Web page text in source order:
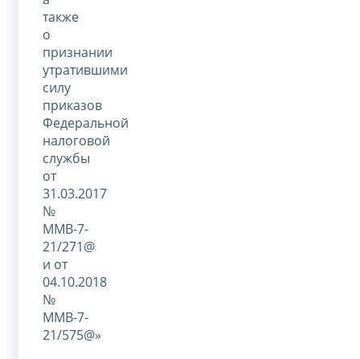
также
о
признании
утратившими
силу
приказов
Федеральной
налоговой
службы
от
31.03.2017
№
ММВ-7-
21/271@
и от
04.10.2018
№
ММВ-7-
21/575@»